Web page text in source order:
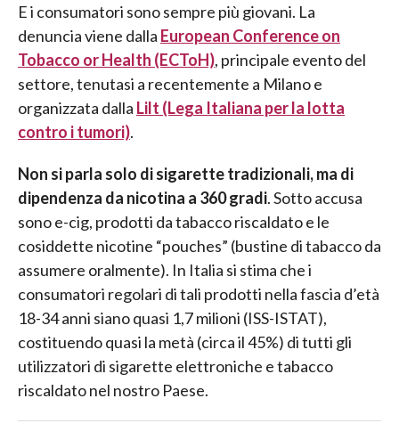
E i consumatori sono sempre più giovani. La
denuncia viene dalla European Conference on
Tobacco or Health (ECToH), principale evento del
settore, tenutasi a recentemente a Milano e
organizzata dalla Lilt (Lega Italiana per la lotta
contro i tumori).
Non si parla solo di sigarette tradizionali, ma di
dipendenza da nicotina a 360 gradi. Sotto accusa
sono e-cig, prodotti da tabacco riscaldato e le
cosiddette nicotine “pouches” (bustine di tabacco da
assumere oralmente). In Italia si stima che i
consumatori regolari di tali prodotti nella fascia d’età
18-34 anni siano quasi 1,7 milioni (ISS-ISTAT),
costituendo quasi la metà (circa il 45%) di tutti gli
utilizzatori di sigarette elettroniche e tabacco
riscaldato nel nostro Paese.